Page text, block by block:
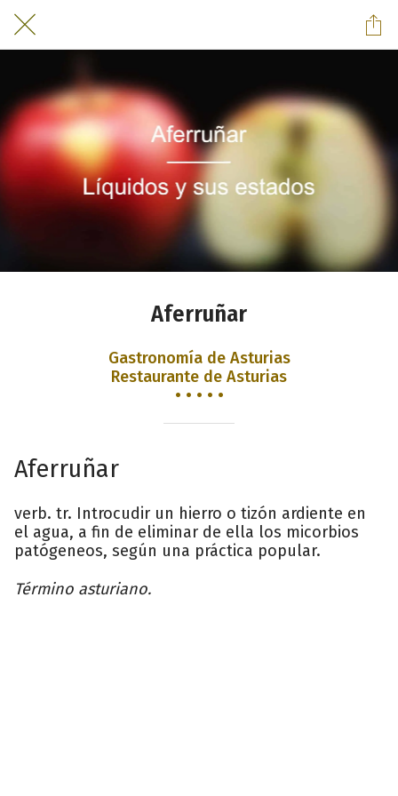
Aferruñar
Gastronomía de Asturias
Restaurante de Asturias
• • • • •
Aferruñar
verb. tr. Introcudir un hierro o tizón ardiente en
el agua, a fin de eliminar de ella los micorbios
patógeneos, según una práctica popular.
Término asturiano.